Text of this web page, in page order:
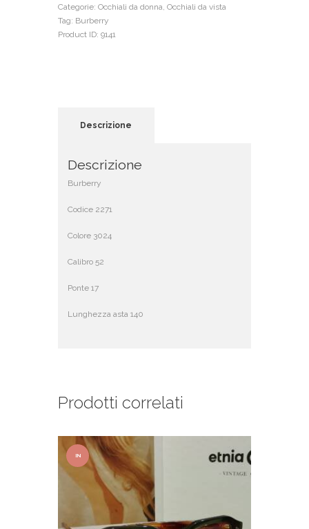
Categorie: Occhiali da donna Occhiali da vista
Tag: Burberry
Product ID: 9141
Descrizione
Descrizione
Burberry
Codice 2271
Colore 3024
Calibro 52
Ponte 17
Lunghezza asta 140
Prodotti correlati
IN
OFFER